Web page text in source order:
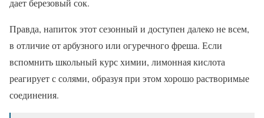
дает березовый сок.
Правда, напиток этот сезонный и доступен далеко не всем,
в отличие от арбузного или огуречного фреша. Если
вспомнить школьный курс химии, лимонная кислота
реагирует с солями, образуя при этом хорошо растворимые
соединения.